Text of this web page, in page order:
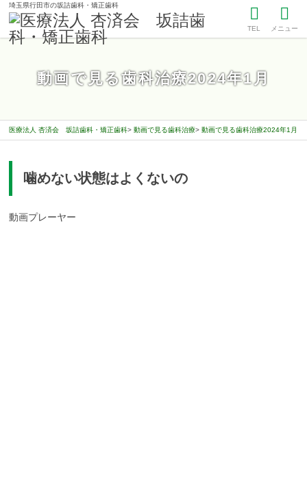
埼玉県行田市の坂詰歯科・矯正歯科
TEL メニュー
動画で見る歯科治療2024年1月
医療法人 杏済会 坂詰歯科・矯正歯科 動画で見る歯科治療 動画で見る歯科治療2024年1月
4
噛めない状態はよくないの
動画プレーヤー